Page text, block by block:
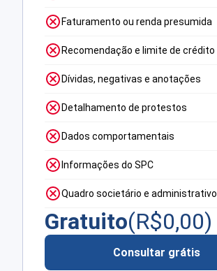
Faturamento ou renda presumida
Recomendação e limite de crédito
Dívidas, negativas e anotações
Detalhamento de protestos
Dados comportamentais
Informações do SPC
Quadro societário e administrativo
Gratuito(R$0,00)
Consultar grátis